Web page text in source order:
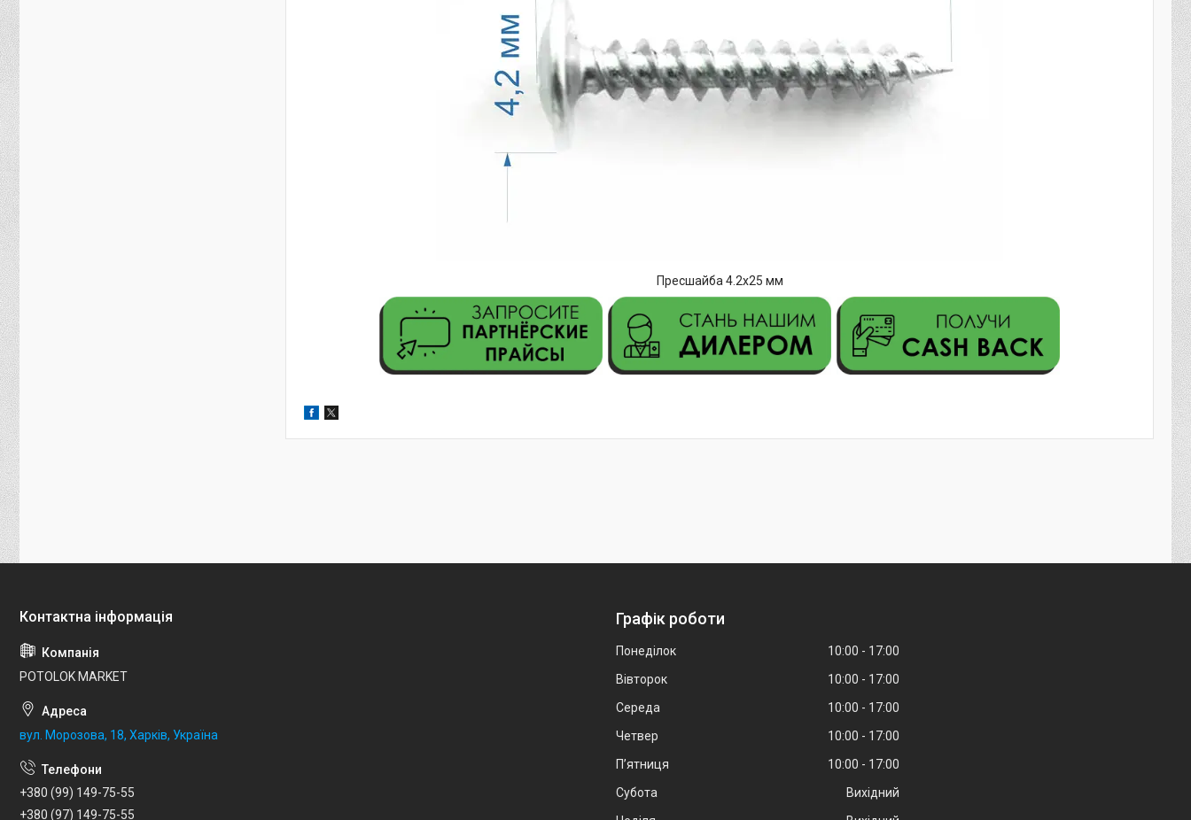
Пресшайба 4.2х25 мм
POTOLOK MARKET
вул. Морозова, 18, Харків, Україна
+380 (99) 149-75-55
+380 (97) 149-75-55
Графік роботи
Понеділок 10:00
17:00
Вівторок
10:00
17:00
Середа
10:00
17:00
Четвер
10:00
17:00
Пʼятниця
10:00
17:00
Субота
Вихідний